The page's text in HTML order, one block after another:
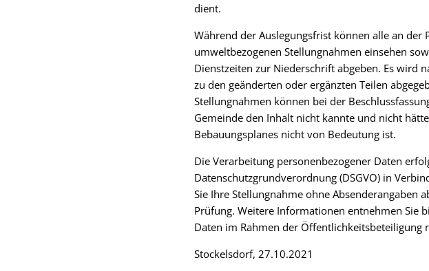
dient.
Während der Auslegungsfrist können alle an
umweltbezogenen Stellungnahmen einsehen
Dienstzeiten zur Niederschrift abgeben. Es wird
zu den geänderten oder ergänzten Teilen
Stellungnahmen können bei der
Gemeinde den Inhalt nicht kannte und nicht
Bebauungsplanes nicht von Bedeutung ist.
Die Verarbeitung personenbezogener Daten
Datenschutzgrundverordnung (DSGVO) in
Sie Ihre Stellungnahme ohne Absenderangaben
Prüfung. Weitere Informationen entnehmen Sie
Daten im Rahmen der Öffentlichkeitsbeteiligung
Stockelsdorf, 27.10.2021